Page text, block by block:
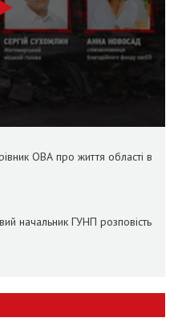
ОВА про життя області в
начальник ГУНП розповість